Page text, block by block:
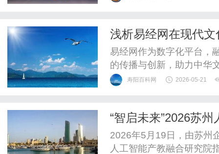
浅析易经网在现代
易经网作为数字化平台，
的传播与创新，助力中华
值。寿阳百科网 2026-05-21
“智启未来”2026苏
2026年5月19日，由苏州
人工智能产教融合研究院